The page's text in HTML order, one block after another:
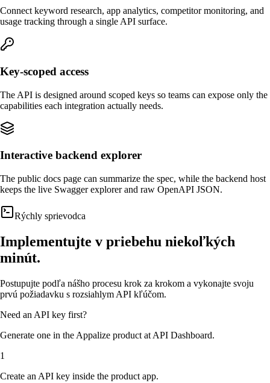
Connect keyword research, app analytics, competitor monitoring, and
usage tracking through a single API surface.
Key-scoped access
The API is designed around scoped keys so teams can expose only the
capabilities each integration actually needs.
Interactive backend explorer
The public docs page can summarize the spec, while the backend host
keeps the live Swagger explorer and raw OpenAPI JSON.
Rýchly sprievodca
Implementujte v priebehu niekoľkých
minút.
Postupujte podľa nášho procesu krok za krokom a vykonajte svoju
prvú požiadavku s rozsiahlym API kľúčom.
Need an API key first?
Generate one in the Appalize product at API Dashboard.
1
Create an API key inside the product app.